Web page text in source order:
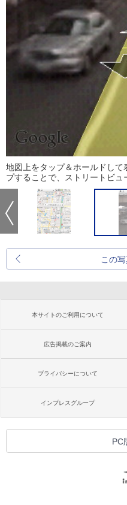
地図上をタップ＆ホールドし
プすることで、ストリートビュ
この
本サイトのご利用について
広告掲載のご案内
プライバシーについて
インプレスグループ
PC